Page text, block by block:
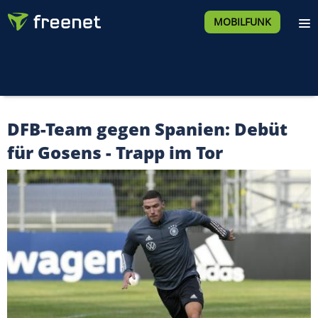
MOBILFUNK
DFB-Team gegen Spanien: Debüt
für Gosens - Trapp im Tor